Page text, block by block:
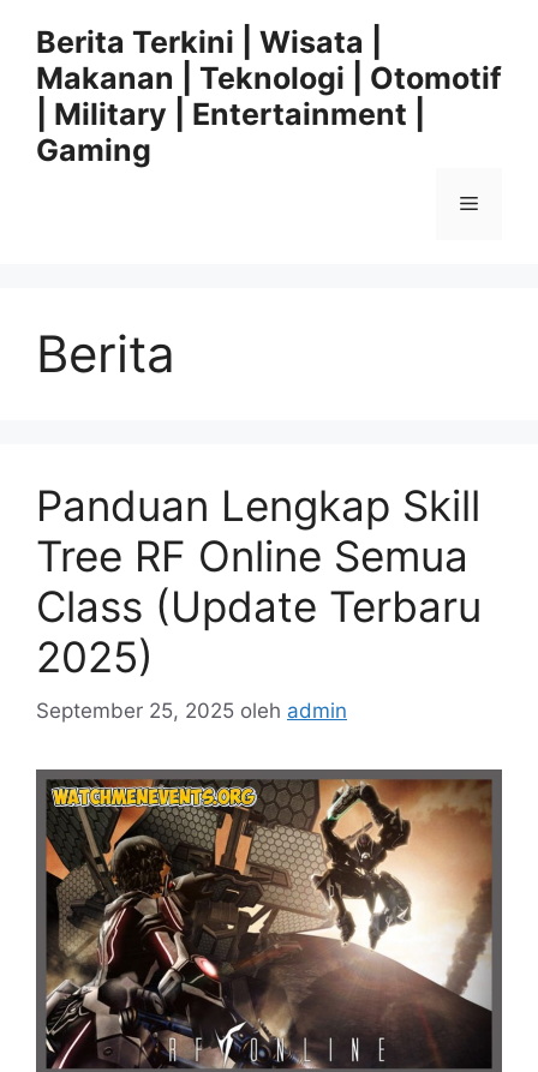
Berita Terkini | Wisata |
Makanan | Teknologi | Otomotif
| Military | Entertainment |
Gaming
Menu
Berita
Panduan Lengkap Skill
Tree RF Online Semua
Class (Update Terbaru
2025)
September 25, 2025 oleh admin